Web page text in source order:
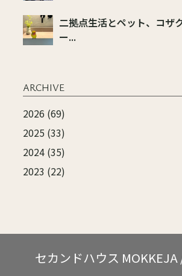
二拠点生活とペット、コザ
ー...
ARCHIVE
2026 (69)
2025 (33)
2024 (35)
2023 (22)
セカンドハウス